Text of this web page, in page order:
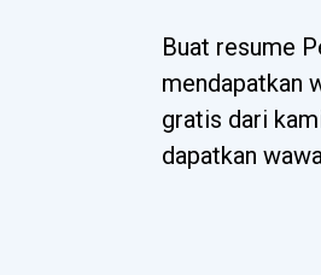
Buat resume
mendapatkan
gratis dari
dapatkan